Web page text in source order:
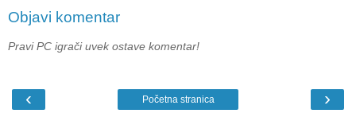
Objavi komentar
Pravi PC igrači uvek ostave komentar!
‹ ›
Početna stranica